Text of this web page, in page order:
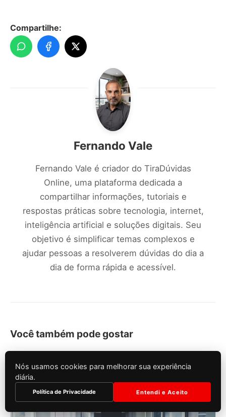
Compartilhe:
Fernando Vale
Fernando Vale é criador do TiraDúvidas
Online, uma plataforma dedicada a
compartilhar informações, tutoriais e
respostas práticas sobre tecnologia, internet,
inteligência artificial e soluções digitais. Seu
objetivo é simplificar temas complexos e
ajudar pessoas a resolverem dúvidas do dia a
dia de forma rápida e acessível.
Você também pode gostar
Nós usamos cookies para melhorar sua experiência
diária.
Política de Privacidade Entendi e Aceito